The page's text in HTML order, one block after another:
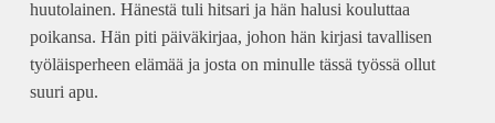
huutolainen. Hänestä tuli hitsari ja hän halusi kouluttaa
poikansa. Hän piti päiväkirjaa, johon hän kirjasi tavallisen
työläisperheen elämää ja josta on minulle tässä työssä ollut
suuri apu.